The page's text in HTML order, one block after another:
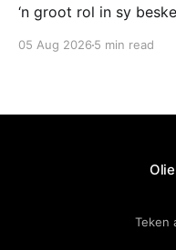
‘n groot rol in sy
die Bose dit? Watter
05 Aug 2026 5 min read
Teken